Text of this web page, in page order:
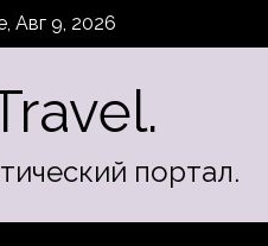
Авг 9, 2026
портал.